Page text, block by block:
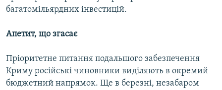
багатомільярдних інвестицій.
Апетит, що згасає
Пріоритетне питання подальшого забезпечення
Криму російські чиновники виділяють в окремий
бюджетний напрямок. Ще в березні, незабаром